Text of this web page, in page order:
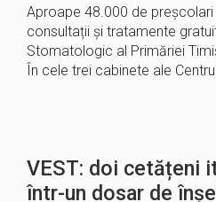
Aproape 48.000 de
consultații și tratamente
Stomatologic al Primăriei
În cele trei cabinete ale
VEST: doi cetățeni
într-un dosar de